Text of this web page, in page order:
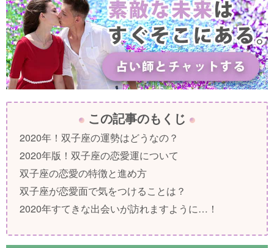
この記事のもくじ
2020年！双子座の運勢はどうなの？
2020年版！双子座の恋愛運について
双子座の恋愛の特徴と進め方
双子座が恋愛面で気をつけることは？
2020年すてきな出会いが訪れますように…！